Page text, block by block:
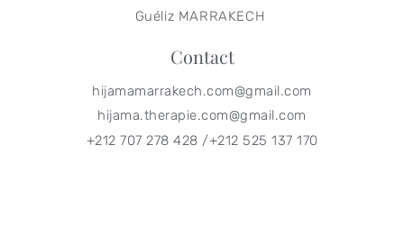
Guéliz MARRAKECH
Contact
hijamamarrakech.com@gmail.com
hijama.therapie.com@gmail.com
+212 707 278 428 /+212 525 137 170